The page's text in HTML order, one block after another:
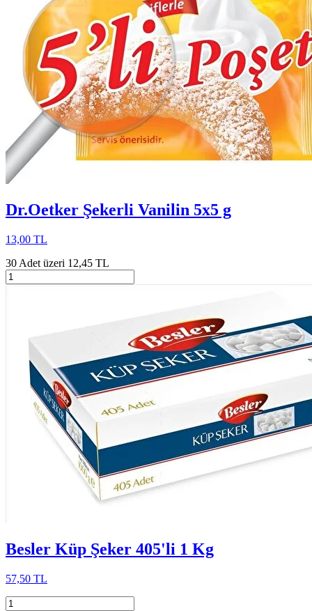
Dr.Oetker Şekerli Vanilin 5x5 g
13,00 TL
30 Adet üzeri 12,45 TL
Besler Küp Şeker 405'li 1 Kg
57,50 TL